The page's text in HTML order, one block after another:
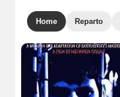
Home Reparto